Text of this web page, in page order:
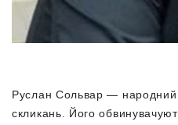
Руслан Сольвар — народний
скликань. Його